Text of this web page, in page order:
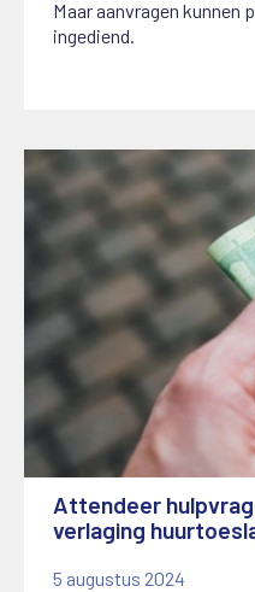
Maar aanvragen kunnen
ingediend.
Attendeer
verlaging
5 augustus 2024